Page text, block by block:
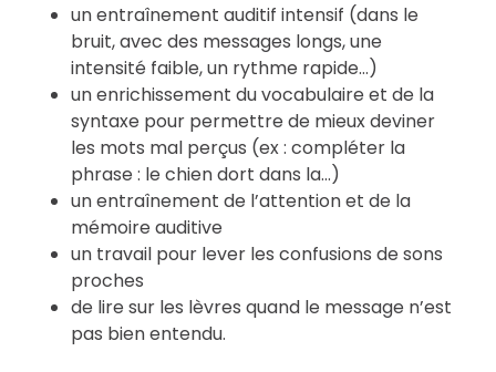
un entraînement auditif intensif (dans le
bruit, avec des messages longs, une
intensité faible, un rythme rapide…)
un enrichissement du vocabulaire et de la
syntaxe pour permettre de mieux deviner
les mots mal perçus (ex : compléter la
phrase : le chien dort dans la…)
un entraînement de l’attention et de la
mémoire auditive
un travail pour lever les confusions de sons
proches
de lire sur les lèvres quand le message n’est
pas bien entendu.